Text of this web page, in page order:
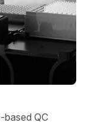
based QC